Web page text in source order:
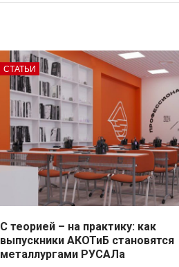
СТАТЬИ
С теорией – на практику: как
выпускники АКОТиБ становятся
металлургами РУСАЛа